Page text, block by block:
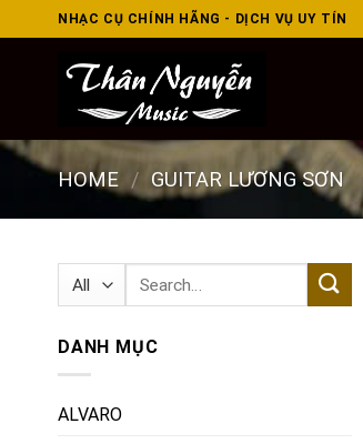
to
NHẠC CỤ CHÍNH HÃNG - DỊCH VỤ UY TÍN
HOME / GUITAR LƯƠNG SƠN
Search
DANH MỤC
ALVARO